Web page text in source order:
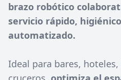
brazo robótico
servicio rápido,
automatizado.
Ideal para bares,